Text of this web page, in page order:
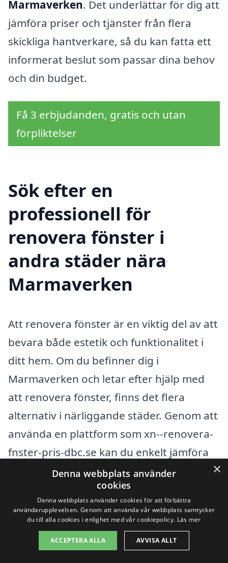
Marmaverken. Det underlättar för dig att
jämföra priser och tjänster från flera
skickliga hantverkare, så du kan fatta ett
informerat beslut som passar dina behov
och din budget.
Få 3 erbjudanden, gratis och utan
förpliktelser
Sök efter en
professionell för
renovera fönster i
andra städer nära
Marmaverken
Att renovera fönster är en viktig del av att
bevara både estetik och funktionalitet i
ditt hem. Om du befinner dig i
Marmaverken och letar efter hjälp med
att renovera fönster, finns det flera
alternativ i närliggande städer. Genom att
använda en plattform som xn--renovera-
fnster-pris-dbc.se kan du enkelt jämföra
olika företag och deras erbjudanden för
renovering av fönster.
Det finns många professionella
hantverkare i områdena runt
×
Denna webbplats använder
cookies
Denna webbplats använder cookies för att förbättra
användarupplevelsen. Genom att använda vår webbplats samtycker
du till alla cookies i enlighet med vår cookiepolicy. Läs mer
ACCEPTERA ALLA AVVISA ALLT